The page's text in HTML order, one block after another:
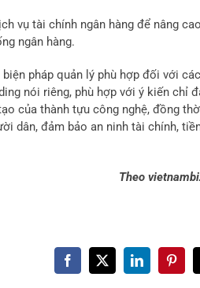
vụ tài chính ngân hàng để nâng
ngân hàng.
pháp quản lý phù hợp đối với các
nói riêng, phù hợp với ý kiến chỉ
của thành tựu công nghệ, đồng
dân, đảm bảo an ninh tài chính,
Theo
Facebook
X LinkedIn